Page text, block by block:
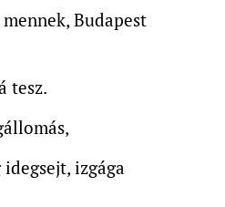
Budapest
tesz.
izgága